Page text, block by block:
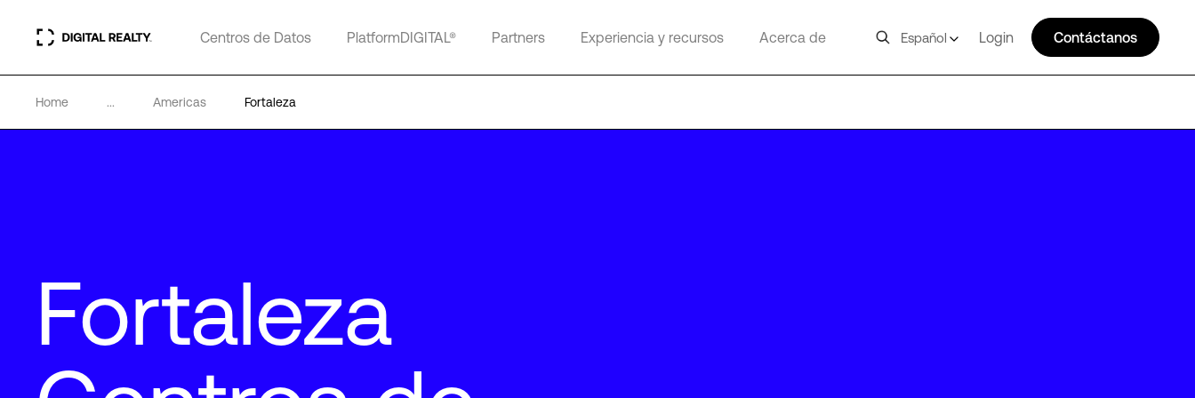
Centros de Datos PlatformDIGITAL® Partners Experiencia y recursos Acerca de Español Login Contáctanos
Home ... Americas Fortaleza
Fortaleza